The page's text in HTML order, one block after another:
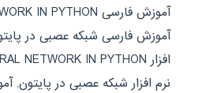
آموزش فارسی NEURAL NETWORK IN PYTHON
آموزش فارسی شبکه عصبی در
افزار NEURAL NETWORK IN PYTHON
نرم افزار شبکه عصبی در پایتون,